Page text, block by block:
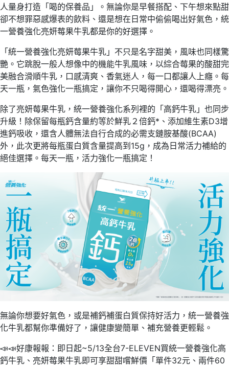
人量身打造「喝的保養品」。無論你是早餐搭配、下午想來點甜
卻不想罪惡感爆表的飲料、還是想在日常中偷偷喝出好氣色，統
一營養強化亮妍莓果牛乳都是你的好選擇。
「統一營養強化亮妍莓果牛乳」不只是名字甜美，風味也同樣驚
艷。它跳脫一般人想像中的機能牛乳風味，以綜合莓果的酸甜完
美融合滑順牛乳，口感清爽、香氣迷人，每一口都讓人上癮。每
天一瓶，氣色強化一瓶搞定，讓你不只喝得開心，還喝得漂亮。
除了亮妍莓果牛乳，統一營養強化系列裡的「高鈣牛乳」也同步
升級！除保留每瓶鈣含量約等於鮮乳２倍鈣*、添加維生素D3增
進鈣吸收，還含人體無法自行合成的必需支鏈胺基酸(BCAA)
外，此次更將每瓶蛋白質含量提高到15g，成為日常活力補給的
絕佳選擇。每天一瓶，活力強化一瓶搞定！
無論你想要好氣色，或是補鈣補蛋白質保持好活力，統一營養強
化牛乳都幫你準備好了，讓健康變簡單、補充營養更輕鬆。
📣📣好康報報：即日起~5/13全台7-ELEVEN買統一營養強化高
鈣牛乳、亮妍莓果牛乳即可享甜甜嚐鮮價「單件32元、兩件60